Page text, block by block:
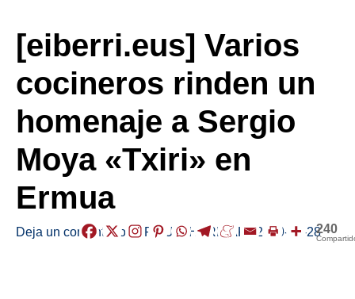
[eiberri.eus] Varios
cocineros rinden un
homenaje a Sergio
Moya «Txiri» en
Ermua
Deja un comentario /ERMUA, HERRIAK/2019-03-28240